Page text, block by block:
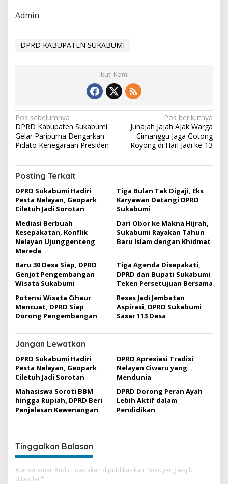
Admin
DPRD KABUPATEN SUKABUMI
Ikuti Kami
N
a
v
i
g
a
s
i
p
o
s
Pos sebelumnya
DPRD Kabupaten Sukabumi
Gelar Paripurna Dengarkan
Pidato Kenegaraan Presiden
Pos berikutnya
Junajah Jajah Ajak Warga
Cimanggu Jaga Gotong
Royong di Hari Jadi ke-13
Posting Terkait
DPRD Sukabumi Hadiri
Pesta Nelayan, Geopark
Ciletuh Jadi Sorotan
Tiga Bulan Tak Digaji, Eks
Karyawan Datangi DPRD
Sukabumi
Mediasi Berbuah
Kesepakatan, Konflik
Nelayan Ujunggenteng
Mereda
Dari Obor ke Makna Hijrah,
Sukabumi Rayakan Tahun
Baru Islam dengan Khidmat
Baru 30 Desa Siap, DPRD
Genjot Pengembangan
Wisata Sukabumi
Tiga Agenda Disepakati,
DPRD dan Bupati Sukabumi
Teken Persetujuan Bersama
Potensi Wisata Cihaur
Mencuat, DPRD Siap
Dorong Pengembangan
Reses Jadi Jembatan
Aspirasi, DPRD Sukabumi
Sasar 113 Desa
Jangan Lewatkan
DPRD Sukabumi Hadiri
Pesta Nelayan, Geopark
Ciletuh Jadi Sorotan
DPRD Apresiasi Tradisi
Nelayan Ciwaru yang
Mendunia
Mahasiswa Soroti BBM
hingga Rupiah, DPRD Beri
Penjelasan Kewenangan
DPRD Dorong Peran Ayah
Lebih Aktif dalam
Pendidikan
Tinggalkan Balasan
Alamat email Anda tidak akan dipublikasikan. Ruas yang wajib
ditandai *